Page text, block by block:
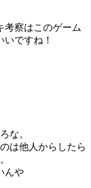
考察はこのゲーム
ですね！
な。
は他人からしたら
んや